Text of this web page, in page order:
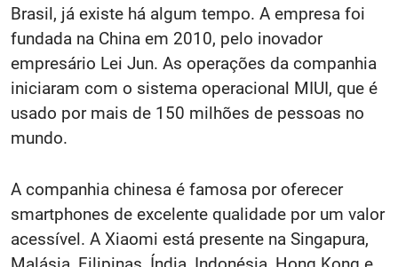
Brasil, já existe há algum tempo. A empresa foi
fundada na China em 2010, pelo inovador
empresário Lei Jun. As operações da companhia
iniciaram com o sistema operacional MIUI, que é
usado por mais de 150 milhões de pessoas no
mundo.
A companhia chinesa é famosa por oferecer
smartphones de excelente qualidade por um valor
acessível. A Xiaomi está presente na Singapura,